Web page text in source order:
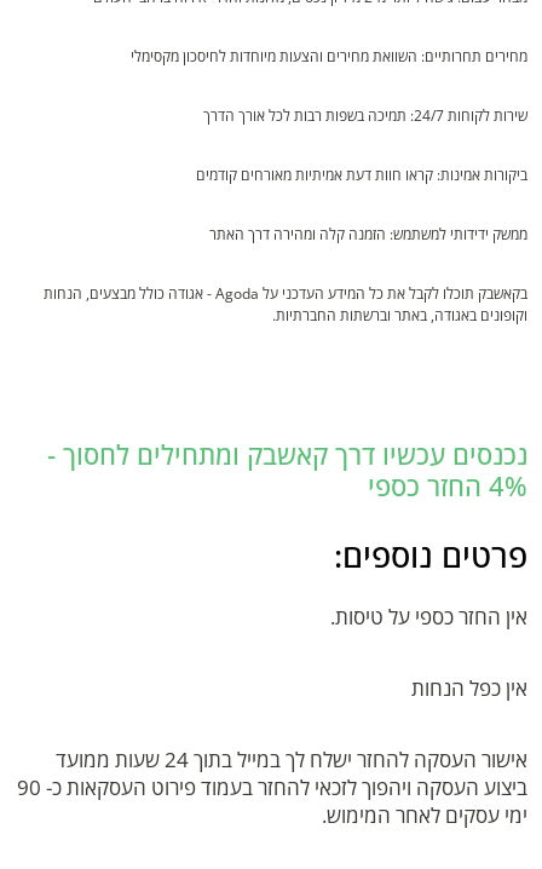
מחירים תחרותיים: השוואת מחירים והצעות מיוחדות לחיסכון מקסימלי
שירות לקוחות 24/7: תמיכה בשפות רבות לכל אורך הדרך
ביקורות אמינות: קראו חוות דעת אמיתיות מאורחים קודמים
ממשק ידידותי למשתמש: הזמנה קלה ומהירה דרך האתר
בקאשבק תוכלו לקבל את כל המידע העדכני על Agoda - אגודה כולל מבצעים, הנחות
וקופונים באגודה, באתר וברשתות החברתיות.
נכנסים עכשיו דרך קאשבק ומתחילים לחסוך -
4% החזר כספי
פרטים נוספים:
אין החזר כספי על טיסות.
אין כפל הנחות
אישור העסקה להחזר ישלח לך במייל בתוך 24 שעות ממועד
ביצוע העסקה ויהפוך לזכאי להחזר בעמוד פירוט העסקאות כ- 90
ימי עסקים לאחר המימוש.